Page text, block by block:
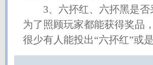
3、六抔红、六抔黑是否
为了照顾玩家都能获得奖品
很少有人能投出“六抔红”或是